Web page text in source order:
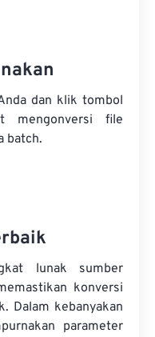
dan klik tombol
mengonversi file
batch.
lunak sumber
konversi
Dalam kebanyakan
parameter